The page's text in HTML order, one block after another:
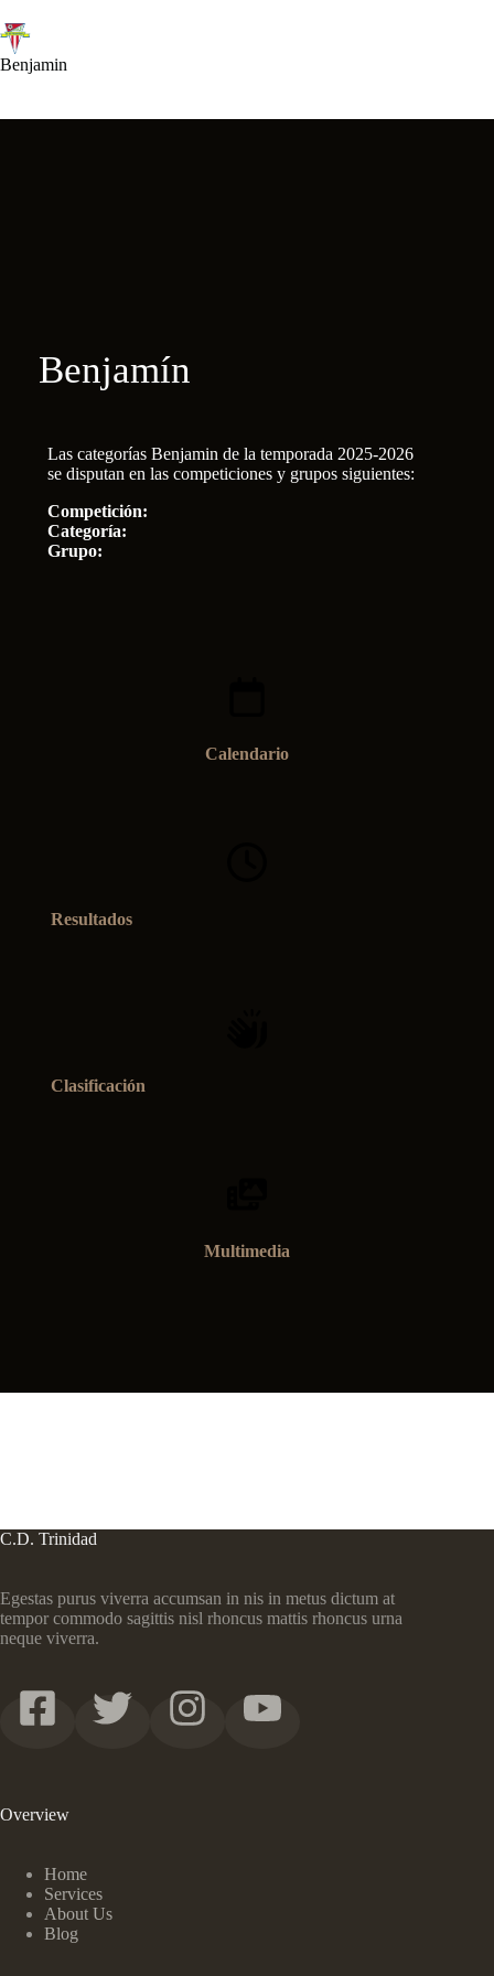
al
contenido
Benjamin
Benjamín
Las categorías Benjamin de la temporada 2025-2026
se disputan en las competiciones y grupos siguientes:
Competición:
Categoría:
Grupo:
Calendario
Resultados
Clasificación
Multimedia
C.D. Trinidad
Egestas purus viverra accumsan in nis in metus dictum at
tempor commodo sagittis nisl rhoncus mattis rhoncus urna
neque viverra.
Overview
Home
Services
About Us
Blog